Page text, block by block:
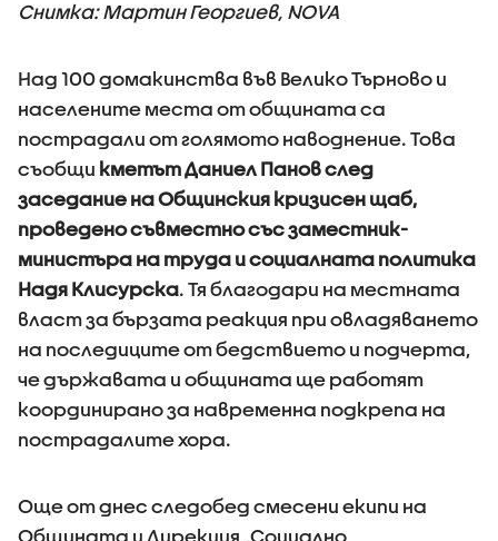
Снимка: Мартин Георгиев, NOVA
Над 100 домакинства във Велико Търново и
населените места от общината са
пострадали от голямото наводнение. Това
съобщи кметът Даниел Панов след
заседание на Общинския кризисен щаб,
проведено съвместно със заместник-
министъра на труда и социалната политика
Надя Клисурска. Тя благодари на местната
власт за бързата реакция при овладяването
на последиците от бедствието и подчерта,
че държавата и общината ще работят
координирано за навременна подкрепа на
пострадалите хора.
Още от днес следобед смесени екипи на
Общината и Дирекция „Социално